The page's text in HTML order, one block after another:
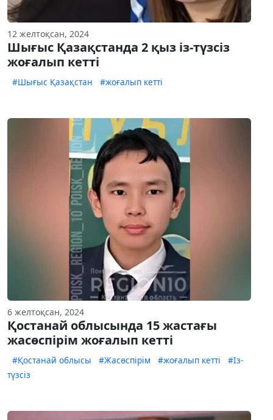
12 желтоқсан, 2024
Шығыс Қазақстанда 2 қыз із-түзсіз
жоғалып кетті
#Шығыс Қазақстан #жоғалып кетті
6 желтоқсан, 2024
Қостанай облысында 15 жастағы
жасөспірім жоғалып кетті
#Қостанай облысы #Жасөспірім #жоғалып кетті
#Із-
түзсіз